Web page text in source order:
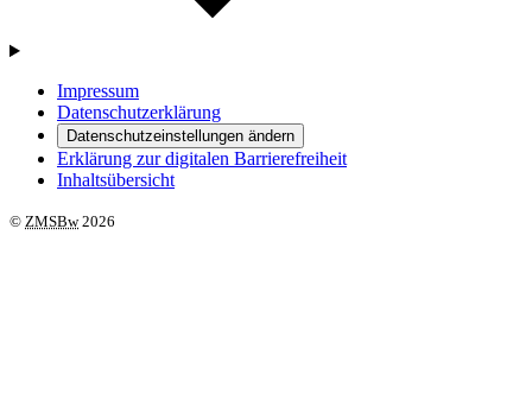
Impressum
Datenschutzerklärung
Datenschutzeinstellungen ändern
Erklärung zur digitalen Barrierefreiheit
Inhaltsübersicht
© ZMSBw2026